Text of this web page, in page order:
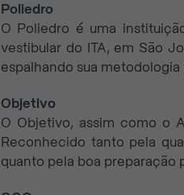
Poliedro
O Poliedro é uma
vestibular do ITA, em São
espalhando sua
Objetivo
O Objetivo, assim como o
Reconhecido tanto pela
quanto pela boa preparação